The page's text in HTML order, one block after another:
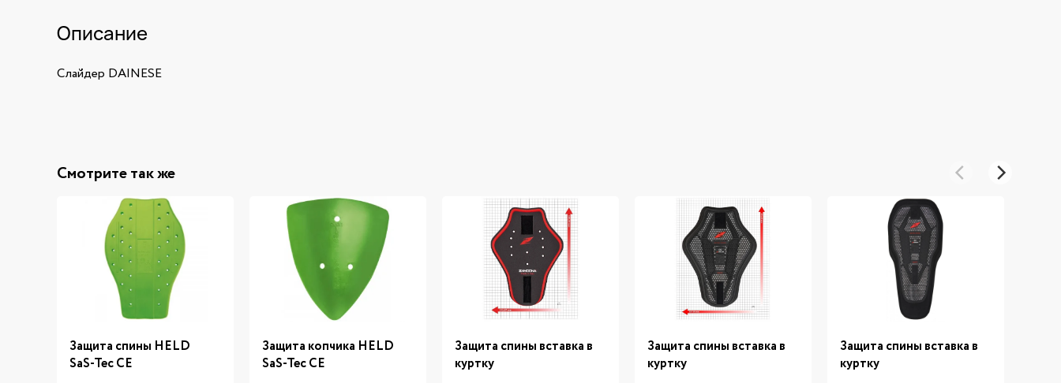
Описание
Слайдер DAINESE
Смотрите так же
Защита спины HELD
SaS-Tec CE
Защита копчика HELD
SaS-Tec CE
Защита спины вставка в
куртку
Защита спины вставка в
куртку
Защита спины вставка в
куртку